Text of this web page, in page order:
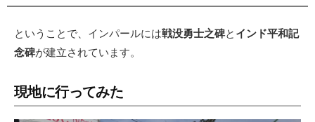
ということで、インパールには戦没勇士之碑と インド平和記
念碑が建立されています。
現地に行ってみた